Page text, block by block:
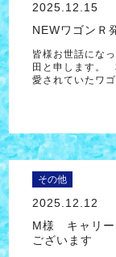
2025.12.15
NEWワゴンＲ
皆様お世話にな
田と申します。
愛されていたワ
その他
2025.12.12
M様 キャリー
ございます